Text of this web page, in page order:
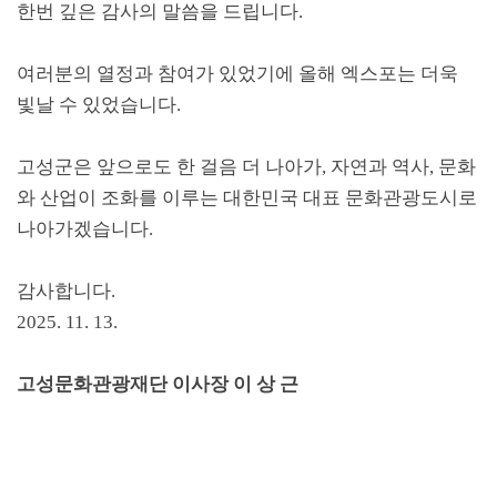
한번 깊은 감사의 말씀을 드립니다.
여러분의 열정과 참여가 있었기에 올해 엑스포는 더욱
빛날 수 있었습니다.
고성군은 앞으로도 한 걸음 더 나아가, 자연과 역사, 문화
와 산업이 조화를 이루는 대한민국 대표 문화관광도시로
나아가겠습니다.
감사합니다.
2025. 11. 13.
고성문화관광재단 이사장 이 상 근